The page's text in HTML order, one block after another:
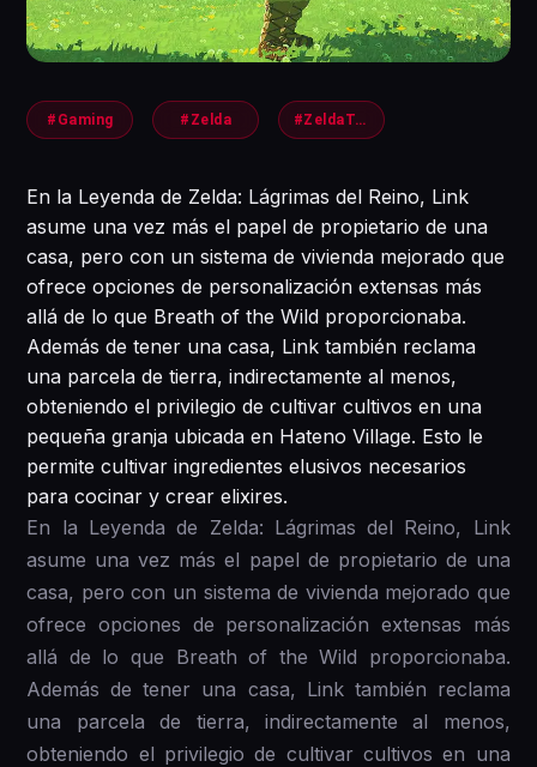
#Gaming #Zelda #ZeldaTears
En la Leyenda de Zelda: Lágrimas del Reino, Link
asume una vez más el papel de propietario de una
casa, pero con un sistema de vivienda mejorado que
ofrece opciones de personalización extensas más
allá de lo que Breath of the Wild proporcionaba.
Además de tener una casa, Link también reclama
una parcela de tierra, indirectamente al menos,
obteniendo el privilegio de cultivar cultivos en una
pequeña granja ubicada en Hateno Village. Esto le
permite cultivar ingredientes elusivos necesarios
para cocinar y crear elixires.
En la Leyenda de Zelda: Lágrimas del Reino, Link
asume una vez más el papel de propietario de una
casa, pero con un sistema de vivienda mejorado que
ofrece opciones de personalización extensas más
allá de lo que Breath of the Wild proporcionaba.
Además de tener una casa, Link también reclama
una parcela de tierra, indirectamente al menos,
obteniendo el privilegio de cultivar cultivos en una